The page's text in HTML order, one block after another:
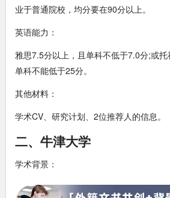
业于普通院校，均分要在90分以上。
英语能力：
雅思7.5分以上，且单科不低于7.0分;或
单科不能低于25分。
其他材料：
学术CV、研究计划、2位推荐人的信息。
二、牛津大学
学术背景：